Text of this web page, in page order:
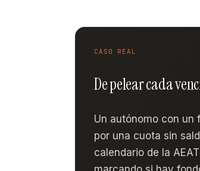
CASO REAL
De pelear cada
Un autónomo con un
por una cuota sin
calendario de la